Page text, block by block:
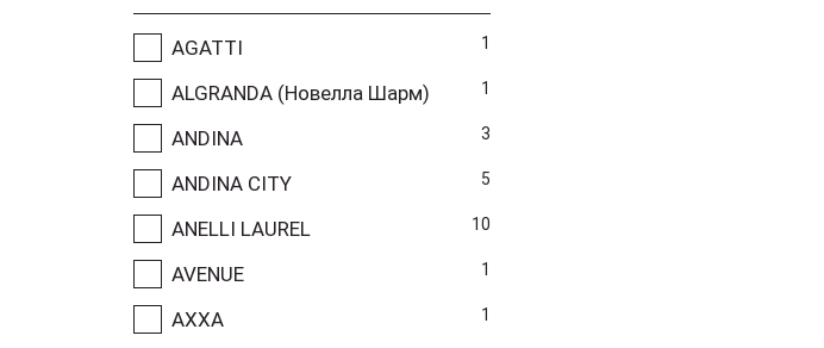
AGATTI 1
ALGRANDA (Новелла Шарм) 1
ANDINA 3
ANDINA CITY 5
ANELLI LAUREL 10
AVENUE 1
AXXA 1